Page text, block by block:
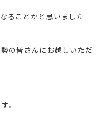
ることかと思いました
の皆さんにお越しいただ
。